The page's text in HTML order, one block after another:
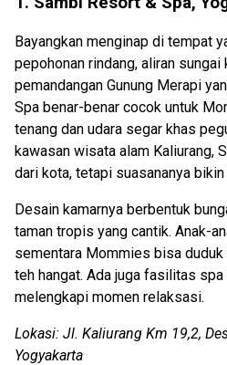
Bayangkan menginap di tempat
pepohonan rindang, aliran sungai
pemandangan Gunung Merapi
Spa benar-benar cocok untuk
tenang dan udara segar khas
kawasan wisata alam Kaliurang,
dari kota, tetapi suasananya
Desain kamarnya berbentuk
taman tropis yang cantik. Anak-
sementara Mommies bisa
teh hangat. Ada juga fasilitas
melengkapi momen relaksasi.
Lokasi: Jl. Kaliurang Km 19,2,
Yogyakarta